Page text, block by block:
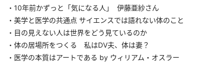
・10年前かずっと「気になる人」 伊藤亜紗さん
・美学と医学の共通点 サイエンスでは語れない体のこと
・目の見えない人は世界をどう見ているのか
・体の居場所をつくる 私はDV夫、体は妻？
・医学の本質はアートである by ウィリアム・オスラー